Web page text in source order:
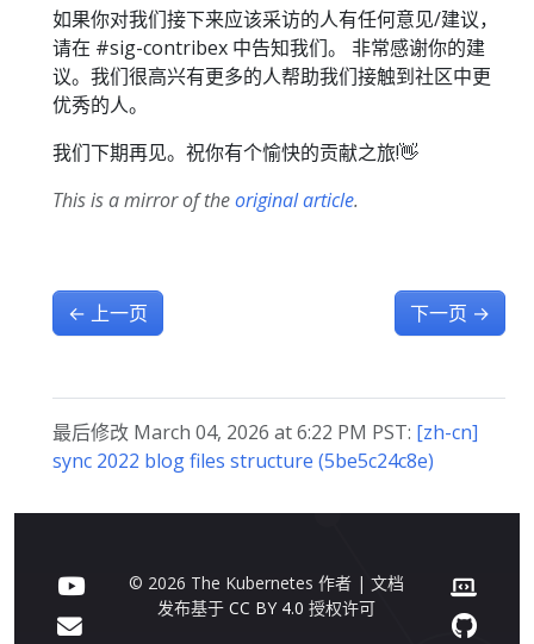
如果你对我们接下来应该采访的人有任何意见/建议，
请在 #sig-contribex 中告知我们。 非常感谢你的建
议。我们很高兴有更多的人帮助我们接触到社区中更
优秀的人。
我们下期再见。祝你有个愉快的贡献之旅!👋
This is a mirror of theoriginal article.
← 上一页 下一页 →
最后修改 March 04, 2026 at 6:22 PM PST: [zh-cn]
sync 2022 blog files structure (5be5c24c8e)
© 2026 The Kubernetes 作者 | 文档
发布基于CC BY 4.0 授权许可